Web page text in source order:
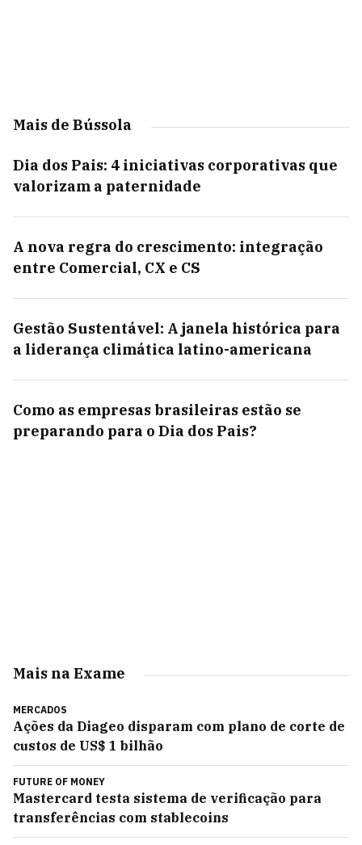
Mais de Bússola
Dia dos Pais: 4 iniciativas corporativas que
valorizam a paternidade
A nova regra do crescimento: integração
entre Comercial, CX e CS
Gestão Sustentável: A janela histórica para
a liderança climática latino-americana
Como as empresas brasileiras estão se
preparando para o Dia dos Pais?
Mais na Exame
MERCADOS
Ações da Diageo disparam com plano de corte de
custos de US$ 1 bilhão
FUTURE OF MONEY
Mastercard testa sistema de verificação para
transferências com stablecoins